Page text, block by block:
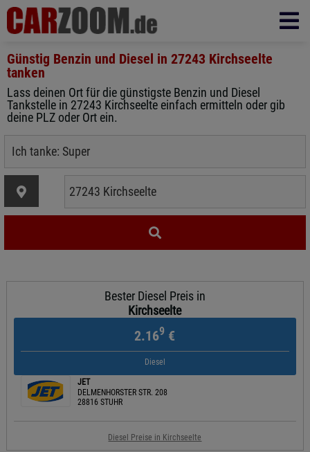
Günstig Benzin und Diesel in 27243 Kirchseelte
tanken
Lass deinen Ort für die günstigste Benzin und Diesel
Tankstelle in 27243 Kirchseelte einfach ermitteln oder gib
deine PLZ oder Ort ein.
Bester Diesel Preis in
Kirchseelte
2.169 €
Diesel
JET
DELMENHORSTER STR. 208
28816 STUHR
Diesel Preise in Kirchseelte